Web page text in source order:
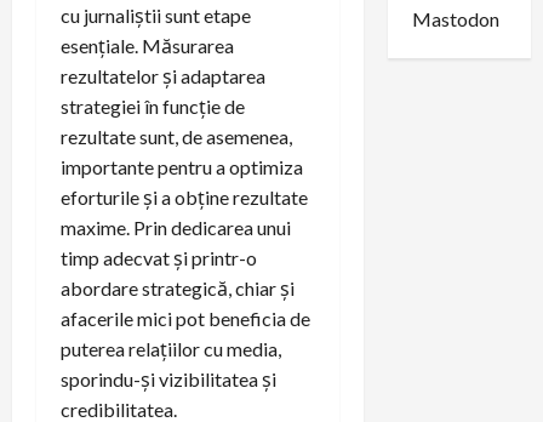
cu jurnaliștii sunt etape
esențiale. Măsurarea
rezultatelor și adaptarea
strategiei în funcție de
rezultate sunt, de asemenea,
importante pentru a optimiza
eforturile și a obține rezultate
maxime. Prin dedicarea unui
timp adecvat și printr-o
abordare strategică, chiar și
afacerile mici pot beneficia de
puterea relațiilor cu media,
sporindu-și vizibilitatea și
credibilitatea.
Mastodon